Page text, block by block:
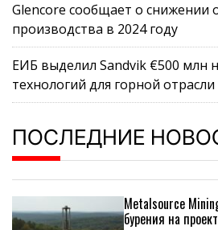
Glencore сообщает о снижении
производства в 2024 году
ЕИБ выделил Sandvik €500 млн
технологий для горной отрасли
ПОСЛЕДНИЕ
Metalsource
бурения на